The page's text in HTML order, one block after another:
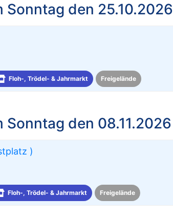
Sonntag den 25.10.2026
Floh-, Trödel- & Jahrmarkt Freigelände
Sonntag den 08.11.2026
)
Floh-, Trödel- & Jahrmarkt Freigelände